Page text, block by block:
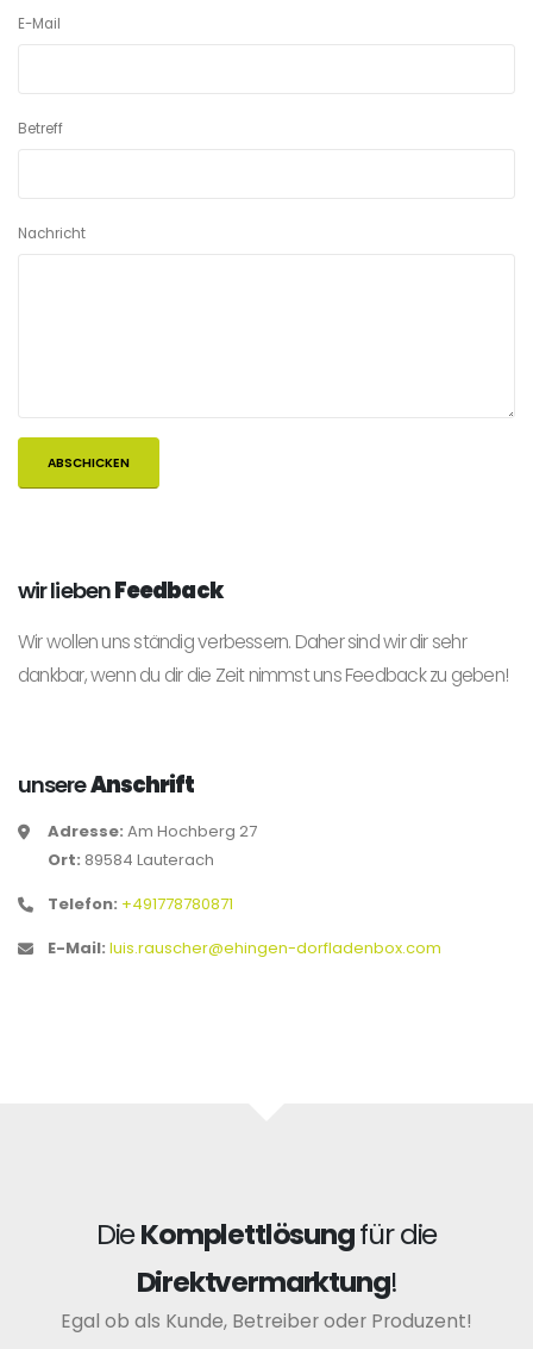
E-Mail
Betreff
Nachricht
wir liebenFeedback
Wir wollen uns ständig verbessern. Daher sind wir dir sehr
dankbar, wenn du dir die Zeit nimmst uns Feedback zu geben!
unsereAnschrift
Adresse: Am Hochberg 27
Ort: 89584 Lauterach
Telefon: +491778780871
E-Mail: luis.rauscher@ehingen-dorfladenbox.com
DieKomplettlösungfür die
Direktvermarktung!
Egal ob als Kunde, Betreiber oder Produzent!